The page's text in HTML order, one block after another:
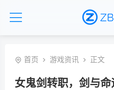
首页 游戏资讯 正文
女鬼剑转职，剑与